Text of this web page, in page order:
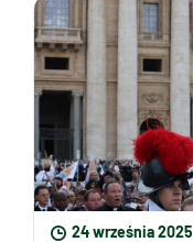
24 września 2025